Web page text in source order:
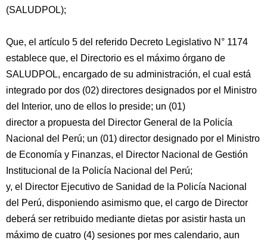
(SALUDPOL);
Que, el artículo 5 del referido Decreto Legislativo N° 1174
establece que, el Directorio es el máximo órgano de
SALUDPOL, encargado de su administración, el cual está
integrado por dos (02) directores designados por el Ministro
del Interior, uno de ellos lo preside; un (01)
director a propuesta del Director General de la Policía
Nacional del Perú; un (01) director designado por el Ministro
de Economía y Finanzas, el Director Nacional de Gestión
Institucional de la Policía Nacional del Perú;
y, el Director Ejecutivo de Sanidad de la Policía Nacional
del Perú, disponiendo asimismo que, el cargo de Director
deberá ser retribuido mediante dietas por asistir hasta un
máximo de cuatro (4) sesiones por mes calendario, aun